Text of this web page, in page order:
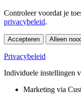
Controleer voordat je
privacybeleid.
Accepteren Alleen
Privacybeleid
Individuele instellingen
Marketing via